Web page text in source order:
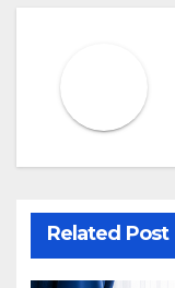
Related Post